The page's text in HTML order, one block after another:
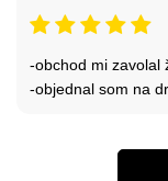
-obchod mi zavolal
-objednal som na